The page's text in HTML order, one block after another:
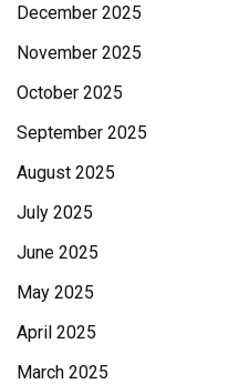
December 2025
November 2025
October 2025
September 2025
August 2025
July 2025
June 2025
May 2025
April 2025
March 2025